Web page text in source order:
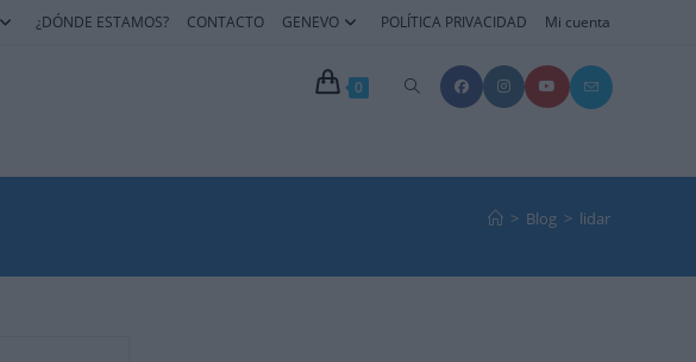
¿DÓNDE ESTAMOS? CONTACTO GENEVO POLÍTICA PRIVACIDAD Mi cuenta
0 Alternar
> Blog > lidar